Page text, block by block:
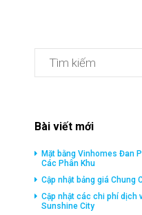
Bài viết mới
Mặt bằng Vinhomes Đan
Các Phân Khu
Cập nhật bảng giá Chung
Cập nhật các chi phí dịch
Sunshine City